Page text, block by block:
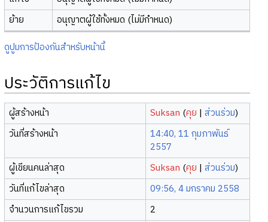
ย้าย
อนุญาตผู้ใช้ทั้งหมด (ไม่มีกำหนด)
ดูปูมการป้องกันสำหรับหน้านี้
ประวัติการแก้ไข
ผู้สร้างหน้า Suksan (คุย |ส่วนร่วม)
วันที่สร้างหน้า
14:40, 11 กุมภาพันธ์
2557
ผู้เขียนคนล่าสุด
Suksan (คุย |ส่วนร่วม)
วันที่แก้ไขล่าสุด
09:56, 4 มกราคม 2558
จำนวนการแก้ไขรวม
2